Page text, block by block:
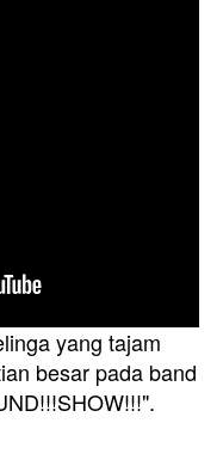
yang tajam
besar pada band